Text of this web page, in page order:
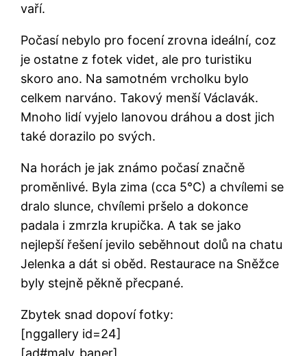
vaří.
Počasí nebylo pro focení zrovna ideální, coz
je ostatne z fotek videt, ale pro turistiku
skoro ano. Na samotném vrcholku bylo
celkem narváno. Takový menší Václavák.
Mnoho lidí vyjelo lanovou dráhou a dost jich
také dorazilo po svých.
Na horách je jak známo počasí značně
proměnlivé. Byla zima (cca 5°C) a chvílemi se
dralo slunce, chvílemi pršelo a dokonce
padala i zmrzla krupička. A tak se jako
nejlepší řešení jevilo seběhnout dolů na chatu
Jelenka a dát si oběd. Restaurace na Sněžce
byly stejně pěkně přecpané.
Zbytek snad dopoví fotky:
[nggallery id=24]
[ad#maly_baner]